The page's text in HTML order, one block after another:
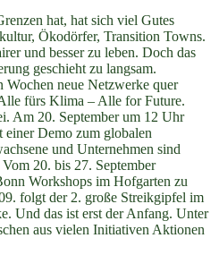
hat, hat sich viel Gutes
Ökodörfer, Transition Towns.
und besser zu leben. Doch das
geschieht zu langsam.
Wochen neue Netzwerke quer
fürs Klima – Alle for Future.
Am 20. September um 12 Uhr
einer Demo zum globalen
und Unternehmen sind
20. bis 27. September
Workshops im Hofgarten zu
folgt der 2. große Streikgipfel im
Und das ist erst der Anfang. Unter
aus vielen Initiativen Aktionen